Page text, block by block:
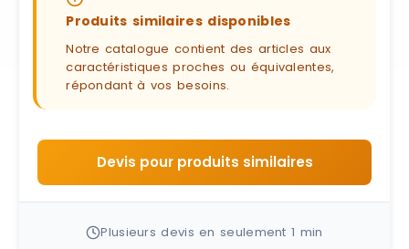
Produits similaires disponibles
Notre catalogue contient des articles aux
caractéristiques proches ou équivalentes,
répondant à vos besoins.
Devis pour produits similaires
Plusieurs devis en seulement 1 min